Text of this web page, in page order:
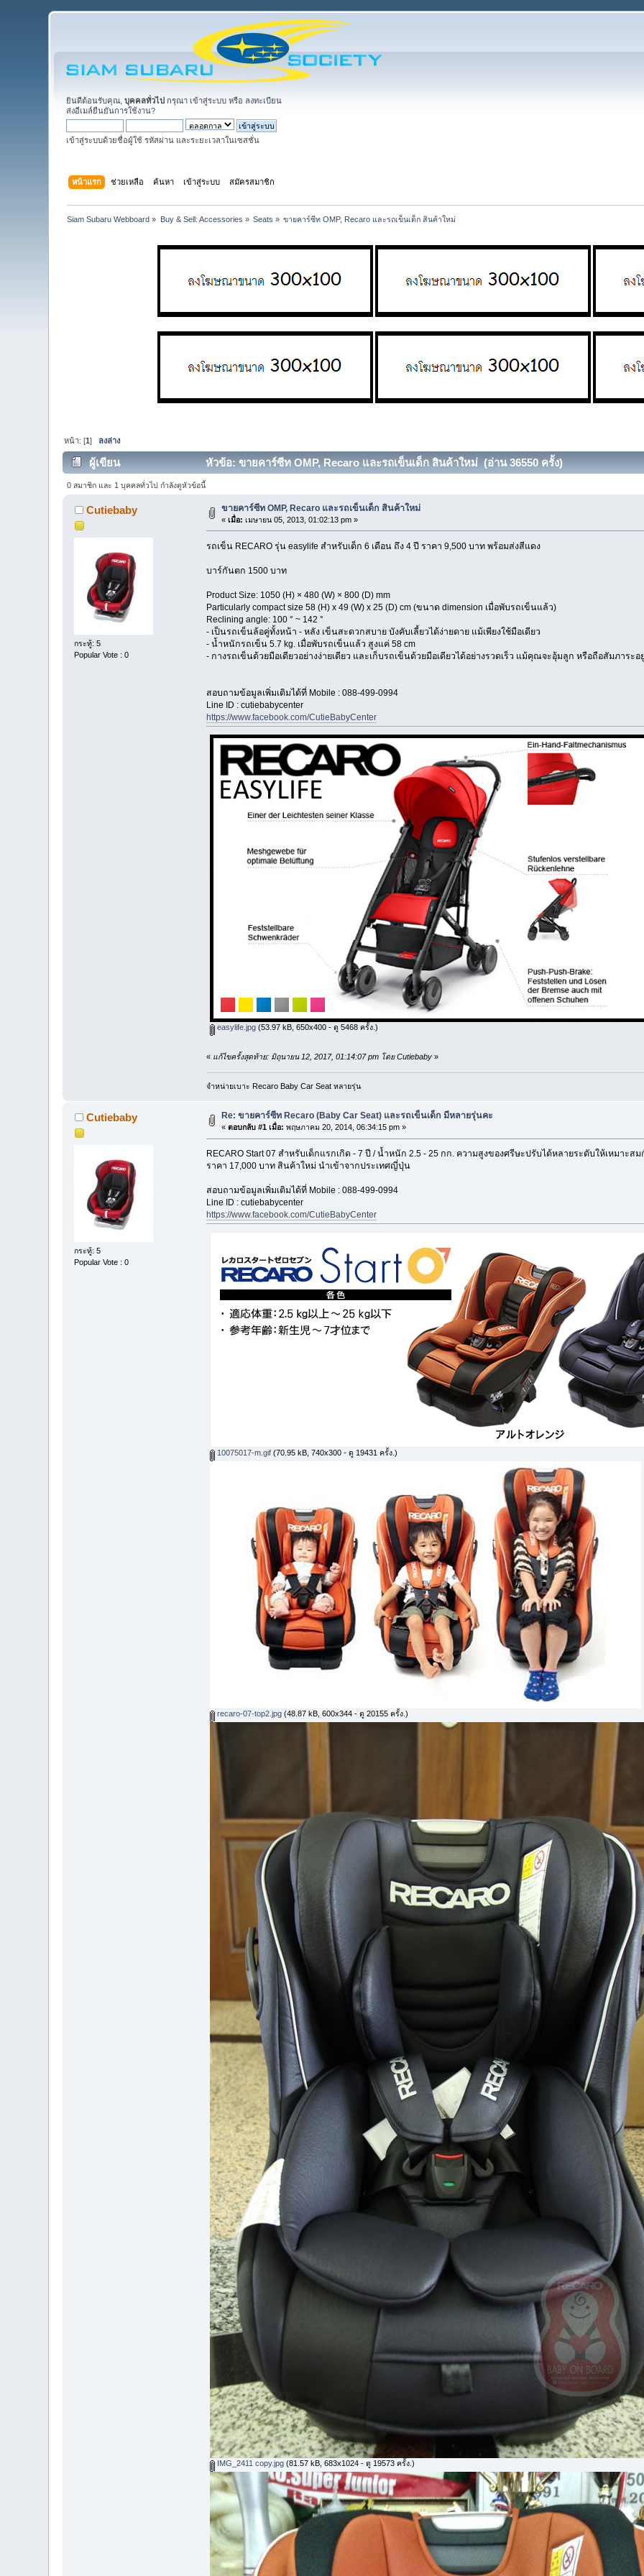
ยินดีต้อนรับคุณ,บุคคลทั่วไป กรุณา เข้าสู่ระบบ หรือ ลงทะเบียน
ส่งอีเมล์ยืนยันการใช้งาน?
เข้าสู่ระบบด้วยชื่อผู้ใช้ รหัสผ่าน และระยะเวลาในเซสชั่น
หน้าแรก ช่วยเหลือ ค้นหา เข้าสู่ระบบ สมัครสมาชิก
Siam Subaru Webboard » Buy & Sell: Accessories » Seats » ขายคาร์ซีท OMP, Recaro และรถเข็นเด็ก สินค้าใหม่
หน้า: [1] ลงล่าง
ผู้เขียน หัวข้อ: ขายคาร์ซีท OMP, Recaro และรถเข็นเด็ก สินค้าใหม่ (อ่าน 36550 ครั้ง)
0 สมาชิก และ 1 บุคคลทั่วไป กำลังดูหัวข้อนี้
Cutiebaby
กระทู้: 5
Popular Vote : 0
ขายคาร์ซีท OMP, Recaro และรถเข็นเด็ก สินค้าใหม่
«เมื่อ: เมษายน 05, 2013, 01:02:13 pm »
รถเข็น RECARO รุ่น easylife สำหรับเด็ก 6 เดือน ถึง 4 ปี ราคา 9,500 บาท พร้อมส่งสีแดง
บาร์กันตก 1500 บาท
Product Size: 1050 (H) × 480 (W) × 800 (D) mm
Particularly compact size 58 (H) x 49 (W) x 25 (D) cm (ขนาด dimension เมื่อพับรถเข็นแล้ว)
Reclining angle: 100 ° ~ 142 °
- เป็นรถเข็นล้อคู่ทั้งหน้า - หลัง เข็นสะดวกสบาย บังคับเลี้ยวได้ง่ายดาย แม้เพียงใช้มือเดียว
- น้ำหนักรถเข็น 5.7 kg. เมื่อพับรถเข็นแล้ว สูงแค่ 58 cm
- กางรถเข็นด้วยมือเดียวอย่างง่ายเดียว และเก็บรถเข็นด้วยมือเดียวได้อย่างรวดเร็ว แม้คุณจะอุ้มลูก หรือถือสัมภาระ
สอบถามข้อมูลเพิ่มเติมได้ที่ Mobile : 088-499-0994
Line ID : cutiebabycenter
https://www.facebook.com/CutieBabyCenter
easylife.jpg (53.97 kB, 650x400 - ดู 5468 ครั้ง.)
« แก้ไขครั้งสุดท้าย: มิถุนายน 12, 2017, 01:14:07 pm โดย Cutiebaby»
จำหน่ายเบาะ Recaro Baby Car Seat หลายรุ่น
Cutiebaby
กระทู้: 5
Popular Vote : 0
Re: ขายคาร์ซีท Recaro (Baby Car Seat) และรถเข็นเด็ก มีหลายรุ่นคะ
«ตอบกลับ #1 เมื่อ: พฤษภาคม 20, 2014, 06:34:15 pm »
RECARO Start 07 สำหรับเด็กแรกเกิด - 7 ปี / น้ำหนัก 2.5 - 25 กก. ความสูงของศรีษะปรับได้หลายระดับให้เหมาะส
ราคา 17,000 บาท สินค้าใหม่ นำเข้าจากประเทศญี่ปุ่น
สอบถามข้อมูลเพิ่มเติมได้ที่ Mobile : 088-499-0994
Line ID : cutiebabycenter
https://www.facebook.com/CutieBabyCenter
10075017-m.gif (70.95 kB, 740x300 - ดู 19431 ครั้ง.)
recaro-07-top2.jpg (48.87 kB, 600x344 - ดู 20155 ครั้ง.)
IMG_2411 copy.jpg (81.57 kB, 683x1024 - ดู 19573 ครั้ง.)